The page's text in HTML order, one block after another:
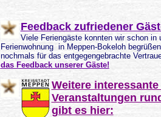
Feedback zufriedener
Viele Feriengäste konnten wir schon in
Ferienwohnung in Meppen-Bokeloh
nochmals für das entgegengebrachte
das Feedback unserer Gäste!
Weitere
Veranstaltungen
gibt es hier: